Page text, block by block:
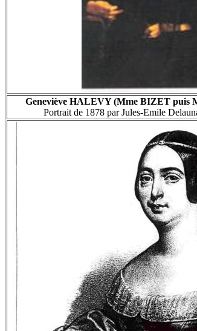
Geneviève HALEVY (Mme BIZET puis
Portrait de 1878 par Jules-Emile